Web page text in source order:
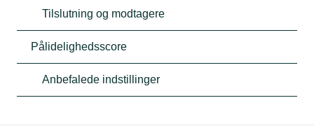
Tilslutning og modtagere
Pålidelighedsscore
Anbefalede indstillinger